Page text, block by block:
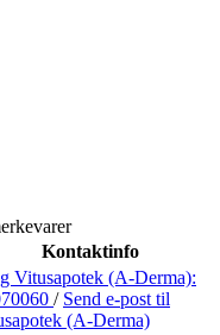
Kontaktinfo
Vitusapotek (A-Derma):
/ Send e-post til
(A-Derma)